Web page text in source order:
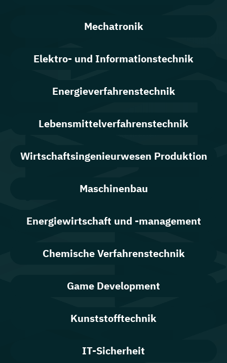
Mechatronik
Elektro- und Informationstechnik
Energieverfahrenstechnik
Lebensmittelverfahrenstechnik
Wirtschaftsingenieurwesen Produktion
Maschinenbau
Energiewirtschaft und -management
Chemische Verfahrenstechnik
Game Development
Kunststofftechnik
IT-Sicherheit